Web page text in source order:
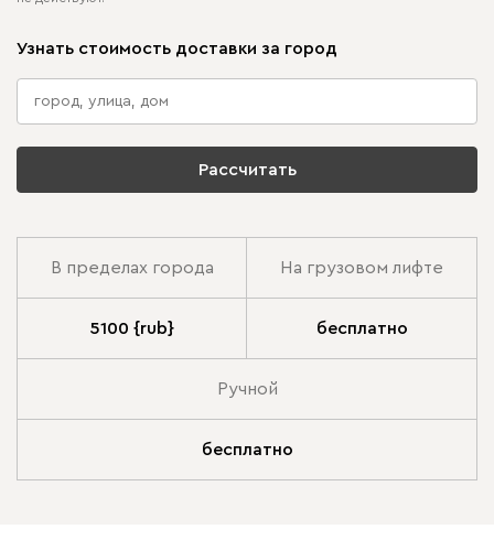
Узнать стоимость доставки за город
Рассчитать
В пределах города На грузовом лифте
5100 {rub} бесплатно
Ручной
бесплатно